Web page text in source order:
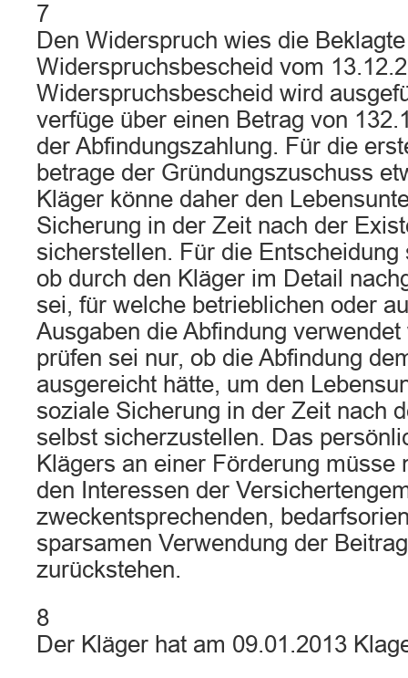
7
Den Widerspruch wies die
Widerspruchsbescheid vom
Widerspruchsbescheid wird
verfüge über einen Betrag von
der Abfindungszahlung. Für die
betrage der Gründungszuschuss
Kläger könne daher den
Sicherung in der Zeit nach der
sicherstellen. Für die
ob durch den Kläger im Detail
sei, für welche betrieblichen oder
Ausgaben die Abfindung
prüfen sei nur, ob die Abfindung
ausgereicht hätte, um den
soziale Sicherung in der Zeit nach
selbst sicherzustellen. Das
Klägers an einer Förderung müsse
den Interessen der
zweckentsprechenden,
sparsamen Verwendung der
zurückstehen.
8
Der Kläger hat am 09.01.2013